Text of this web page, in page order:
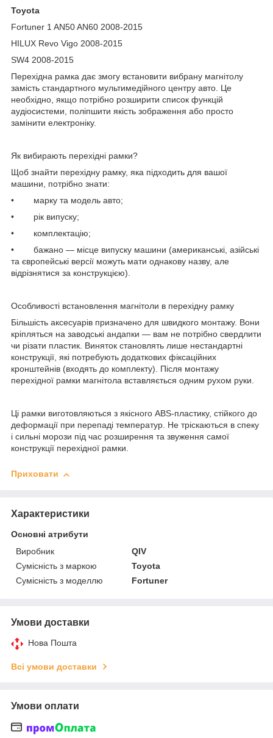
Toyota
Fortuner 1 AN50 AN60 2008-2015
HILUX Revo Vigo 2008-2015
SW4 2008-2015
Перехідна рамка дає змогу встановити вибрану магнітолу
замість стандартного мультимедійного центру авто. Це
необхідно, якщо потрібно розширити список функцій
аудіосистеми, поліпшити якість зображення або просто
замінити електроніку.
Як вибирають перехідні рамки?
Щоб знайти перехідну рамку, яка підходить для вашої
машини, потрібно знати:
• марку та модель авто;
• рік випуску;
• комплектацію;
• бажано — місце випуску машини (американські, азійські
та європейські версії можуть мати однакову назву, але
відрізнятися за конструкцією).
Особливості встановлення магнітоли в перехідну рамку
Більшість аксесуарів призначено для швидкого монтажу. Вони
кріпляться на заводські андапки — вам не потрібно свердлити
чи різати пластик. Виняток становлять лише нестандартні
конструкції, які потребують додаткових фіксаційних
кронштейнів (входять до комплекту). Після монтажу
перехідної рамки магнітола вставляється одним рухом руки.
Ці рамки виготовляються з якісного ABS-пластику, стійкого до
деформації при перепаді температур. Не тріскаються в спеку
і сильні морози під час розширення та звуження самої
конструкції перехідної рамки.
Приховати
Характеристики
Основні атрибути
Виробник
QIV
Сумісність з маркою
Toyota
Сумісність з моделлю
Fortuner
Умови доставки
Нова Пошта
Всі умови доставки
Умови оплати